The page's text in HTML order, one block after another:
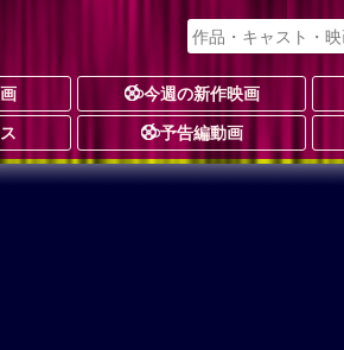
今週の新作映画
予告編動画